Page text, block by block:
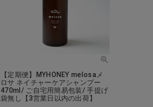
【定期便】MYHONEY melosaメ
ロサ ネイチャーケアシャンプー
470ml/ ご自宅用簡易包装/ 手提げ
袋無し【3営業日以内の出荷】